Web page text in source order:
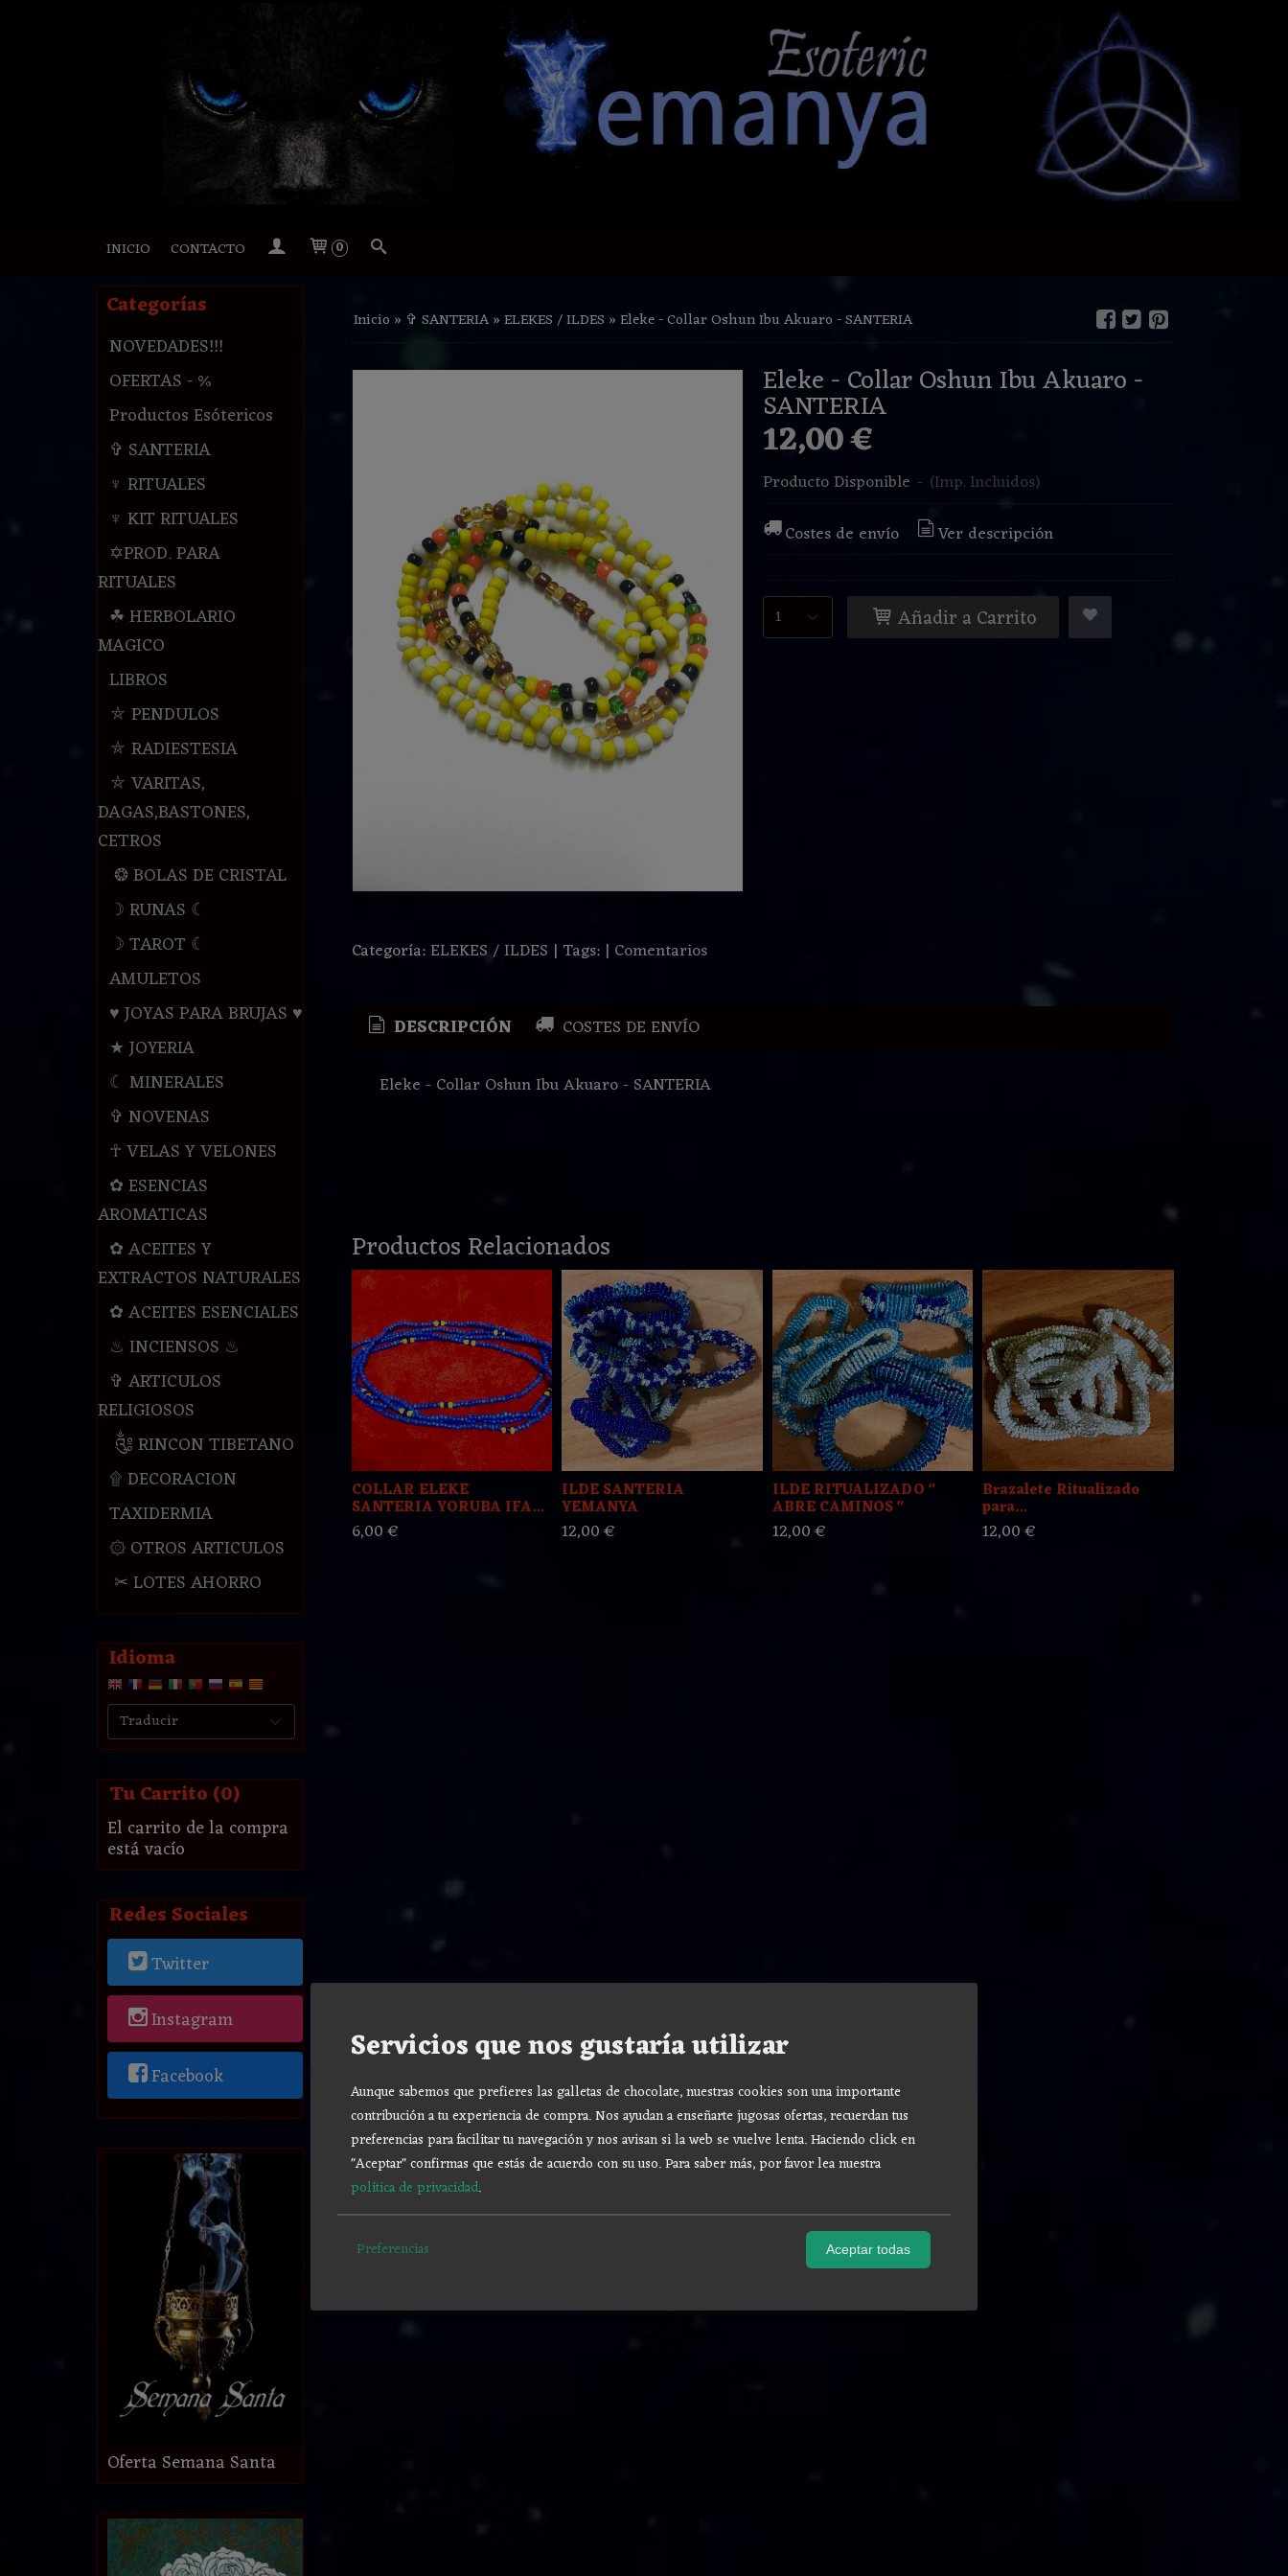
INICIO CONTACTO 0
Categorías
NOVEDADES!!!
OFERTAS - %
Productos Esótericos
✞ SANTERIA
♆ RITUALES
♆ KIT RITUALES
✡PROD. PARA
RITUALES
☘ HERBOLARIO
MAGICO
LIBROS
⛤ PENDULOS
⛤ RADIESTESIA
⛤ VARITAS,
DAGAS,BASTONES,
CETROS
❂ BOLAS DE CRISTAL
☽ RUNAS ☾
☽ TAROT ☾
AMULETOS
♥ JOYAS PARA BRUJAS ♥
★ JOYERIA
☾ MINERALES
✞ NOVENAS
☥ VELAS Y VELONES
✿ ESENCIAS
AROMATICAS
✿ ACEITES Y
EXTRACTOS NATURALES
✿ ACEITES ESENCIALES
♨ INCIENSOS ♨
✞ ARTICULOS
RELIGIOSOS
༃ RINCON TIBETANO
۩ DECORACION
TAXIDERMIA
۞ OTROS ARTICULOS
✂ LOTES AHORRO
Idioma
Tu Carrito (0)
El carrito de la compra
está vacío
Redes Sociales
Twitter
Instagram
Facebook
Oferta Semana Santa
Inicio » ✞ SANTERIA»ELEKES / ILDES »Eleke - Collar Oshun Ibu Akuaro - SANTERIA
Eleke - Collar Oshun Ibu Akuaro -
SANTERIA
12,00 €
Producto Disponible - (Imp. Incluidos)
Costes de envío
Ver descripción
Añadir a Carrito
Categoría:ELEKES / ILDES | Tags: | Comentarios
DESCRIPCIÓN COSTES DE ENVÍO
Eleke - Collar Oshun Ibu Akuaro - SANTERIA
Productos Relacionados
COLLAR ELEKE
SANTERIA YORUBA IFA...
6,00 €
ILDE SANTERIA
YEMANYA
12,00 €
ILDE RITUALIZADO "
ABRE CAMINOS "
12,00 €
Brazalete Ritualizado
para...
12,00 €
Servicios que nos gustaría utilizar
Aunque sabemos que prefieres las galletas de chocolate, nuestras cookies son una importante
contribución a tu experiencia de compra. Nos ayudan a enseñarte jugosas ofertas, recuerdan tus
preferencias para facilitar tu navegación y nos avisan si la web se vuelve lenta. Haciendo click en
"Aceptar" confirmas que estás de acuerdo con su uso.Para saber más, por favor lea nuestra
política de privacidad.
Preferencias Aceptar todas